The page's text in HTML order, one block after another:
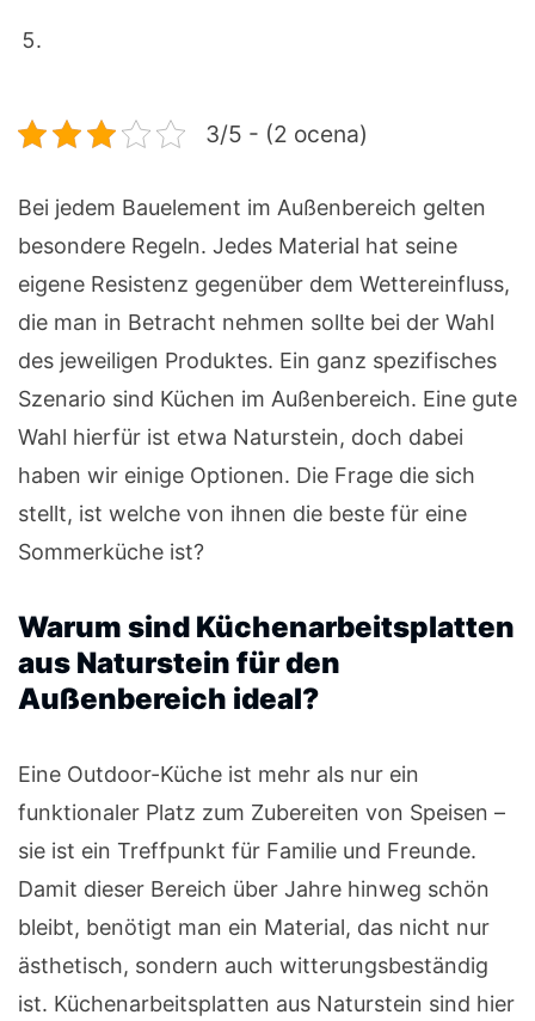
3/5 - (2 ocena)
Bei jedem Bauelement im Außenbereich gelten
besondere Regeln. Jedes Material hat seine
eigene Resistenz gegenüber dem Wettereinfluss,
die man in Betracht nehmen sollte bei der Wahl
des jeweiligen Produktes. Ein ganz spezifisches
Szenario sind Küchen im Außenbereich. Eine gute
Wahl hierfür ist etwa Naturstein, doch dabei
haben wir einige Optionen. Die Frage die sich
stellt, ist welche von ihnen die beste für eine
Sommerküche ist?
Warum sind Küchenarbeitsplatten
aus Naturstein für den
Außenbereich ideal?
Eine Outdoor-Küche ist mehr als nur ein
funktionaler Platz zum Zubereiten von Speisen –
sie ist ein Treffpunkt für Familie und Freunde.
Damit dieser Bereich über Jahre hinweg schön
bleibt, benötigt man ein Material, das nicht nur
ästhetisch, sondern auch witterungsbeständig
ist. Küchenarbeitsplatten aus Naturstein sind hier